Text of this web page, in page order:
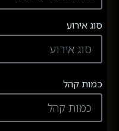
סוג אירוע
כמות קהל